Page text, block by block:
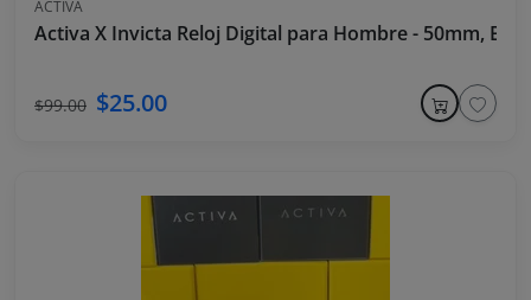
ACTIVA
Activa X Invicta Reloj Digital para Hombre - 50mm,
$99.00 $25.00